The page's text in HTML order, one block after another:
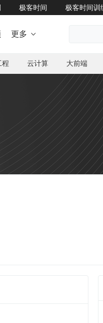
极客时间 极客时间训
更多 
程 云计算 大前端